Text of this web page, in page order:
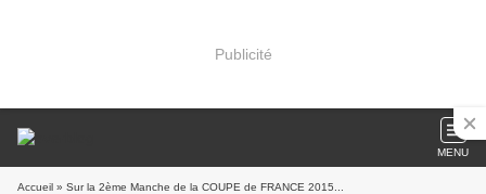
Publicité
MENU
Accueil » Sur la 2ème Manche de la COUPE de FRANCE 2015...